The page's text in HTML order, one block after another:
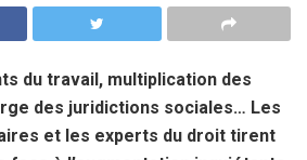
du travail, multiplication des
des juridictions sociales… Les
et les experts du droit tirent